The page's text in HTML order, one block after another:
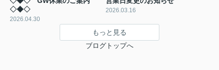
◇◆◇
2026.04.30
2026.03.16
もっと見る
ブログトップへ